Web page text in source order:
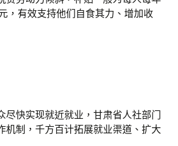
，有效支持他们自食其力、增加收
尽快实现就近就业，甘肃省人社部门
机制，千方百计拓展就业渠道、扩大